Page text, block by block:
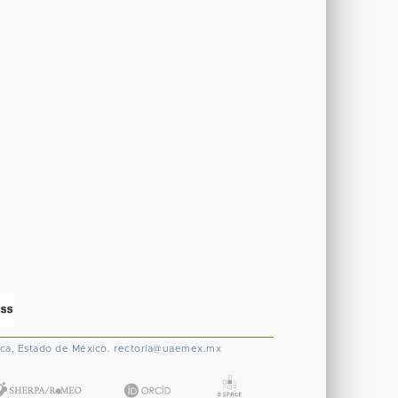
Estado de México. rectoria@uaemex.mx